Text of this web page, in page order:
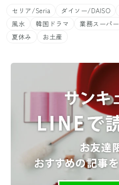
セリア/Seria ダイソー/DAISO
風水
韓国ドラマ 業務スーパー
夏休み
お土産